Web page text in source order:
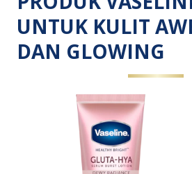
UNTUK KULIT
DAN GLOWING